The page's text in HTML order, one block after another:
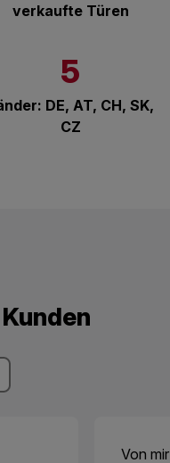
verkaufte Türen
5
DE, AT, CH, SK,
CZ
Von